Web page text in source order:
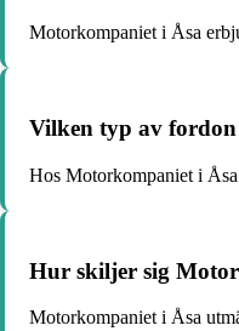
Motorkompaniet i Åsa
Vilken typ av
Hos Motorkompaniet i
Hur skiljer sig
Motorkompaniet i Åsa